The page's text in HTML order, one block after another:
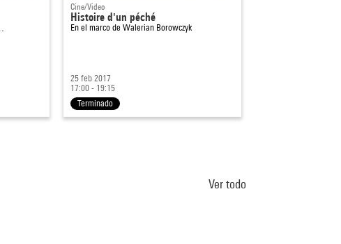
Cine/Video
Histoire d'un péché
En el marco deWalerian Borowczyk
25 feb 2017
17:00 - 19:15
Terminado
Ver todo